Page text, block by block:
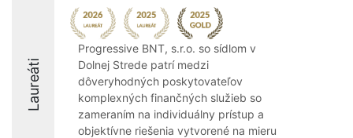
Laureáti
Progressive BNT, s.r.o. so sídlom v
Dolnej Strede patrí medzi
dôveryhodných poskytovateľov
komplexných finančných služieb so
zameraním na individuálny prístup a
objektívne riešenia vytvorené na mieru